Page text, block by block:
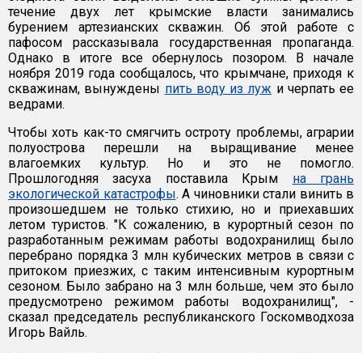
течение двух лет крымские власти занимались
бурением артезианских скважин. Об этой работе с
пафосом рассказывала государственная пропаганда.
Однако в итоге все обернулось позором. В начале
ноября 2019 года сообщалось, что крымчане, приходя к
скважинам, вынуждены пить воду из луж и черпать ее
ведрами.
Чтобы хоть как-то смягчить остроту проблемы, аграрии
полуострова перешли на выращивание менее
влагоемких культур. Но и это не помогло.
Прошлогодняя засуха поставила Крым на грань
экологической катастрофы. А чиновники стали винить в
произошедшем не только стихию, но и приехавших
летом туристов. "К сожалению, в курортный сезон по
разработанным режимам работы водохранилищ было
перебрано порядка 3 млн кубических метров в связи с
притоком приезжих, с таким интенсивным курортным
сезоном. Было забрано на 3 млн больше, чем это было
предусмотрено режимом работы водохранилищ", -
сказал председатель республиканского Госкомводхоза
Игорь Вайль.